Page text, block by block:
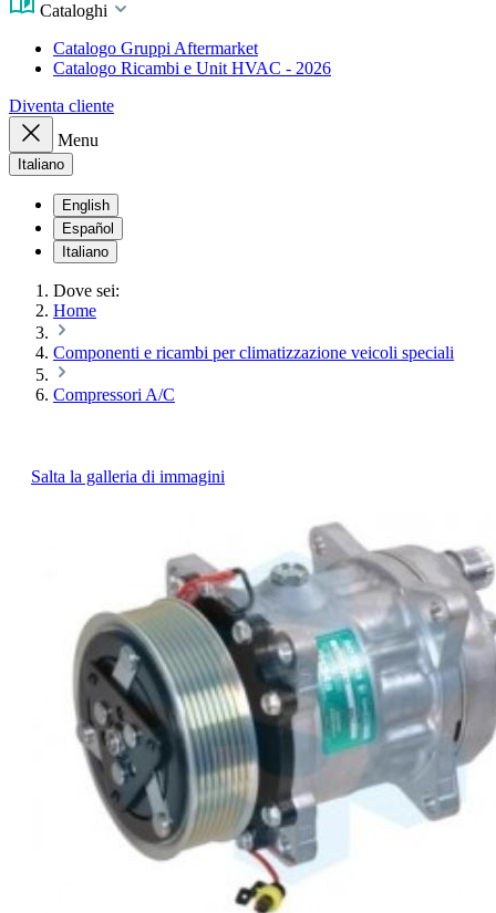
Cataloghi
Catalogo Gruppi Aftermarket
Catalogo Ricambi e Unit HVAC - 2026
Diventa cliente
Menu
Italiano
English
Español
Italiano
Dove sei:
Home
Componenti e ricambi per climatizzazione veicoli speciali
Compressori A/C
Salta la galleria di immagini